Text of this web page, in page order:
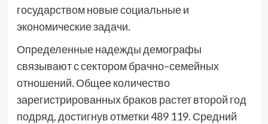
государством новые социальные и
экономические задачи.
Определенные надежды демографы
связывают с сектором брачно–семейных
отношений. Общее количество
зарегистрированных браков растет второй год
подряд, достигнув отметки 489 119. Средний